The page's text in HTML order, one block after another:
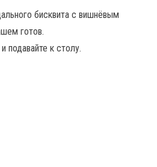
бисквита с вишнёвым
готов.
подавайте к столу.